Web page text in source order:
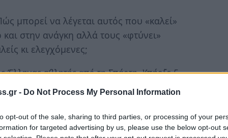
- Do Not Process My Personal Information
opt-out of the sale, sharing to third parties, or processing of your
for targeted advertising by us, please use the below opt-out
μπορεί να λέγεται αυτός που «καλεί»
στην ανάγκη αλλά τους «φτύνει»
κι ελεγχόμενες;
Έλληνας αθλητής από τη Σπάρτη. Υπήρξε 5
της πάλης, από τους 44ους αγώνες του 604
ήταν στην πάλη παίδων το 604 π.Χ.
ο οποίος είχε στεφθεί 6 φορές